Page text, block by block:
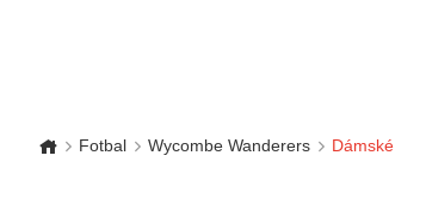
Fotbal Wycombe Wanderers Dámské